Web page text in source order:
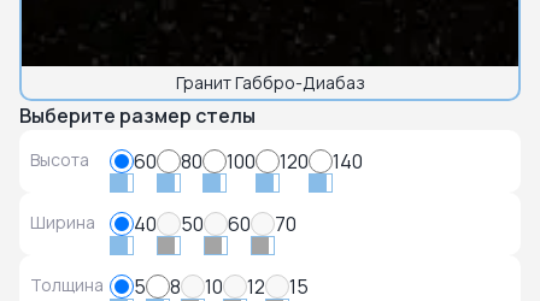
Гранит Габбро-Диабаз
Выберите размер стелы
Высота 60 80 100 120 140
Ширина 40 50 60 70
Толщина 5 8 10 12
15